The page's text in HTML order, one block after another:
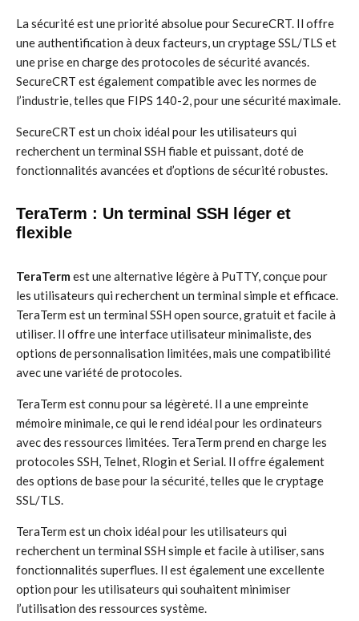
La sécurité est une priorité absolue pour SecureCRT. Il offre
une authentification à deux facteurs, un cryptage SSL/TLS et
une prise en charge des protocoles de sécurité avancés.
SecureCRT est également compatible avec les normes de
l’industrie, telles que FIPS 140-2, pour une sécurité maximale.
SecureCRT est un choix idéal pour les utilisateurs qui
recherchent un terminal SSH fiable et puissant, doté de
fonctionnalités avancées et d’options de sécurité robustes.
TeraTerm : Un terminal SSH léger et
flexible
TeraTerm est une alternative légère à PuTTY, conçue pour
les utilisateurs qui recherchent un terminal simple et efficace.
TeraTerm est un terminal SSH open source, gratuit et facile à
utiliser. Il offre une interface utilisateur minimaliste, des
options de personnalisation limitées, mais une compatibilité
avec une variété de protocoles.
TeraTerm est connu pour sa légèreté. Il a une empreinte
mémoire minimale, ce qui le rend idéal pour les ordinateurs
avec des ressources limitées. TeraTerm prend en charge les
protocoles SSH, Telnet, Rlogin et Serial. Il offre également
des options de base pour la sécurité, telles que le cryptage
SSL/TLS.
TeraTerm est un choix idéal pour les utilisateurs qui
recherchent un terminal SSH simple et facile à utiliser, sans
fonctionnalités superflues. Il est également une excellente
option pour les utilisateurs qui souhaitent minimiser
l’utilisation des ressources système.